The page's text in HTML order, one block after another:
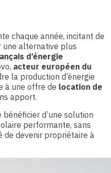
chaque année, incitant de
une alternative plus
d’énergie
acteur européen du
la production d’énergie
à une offre de location de
apport.
d’une solution
performante, sans
de devenir propriétaire à